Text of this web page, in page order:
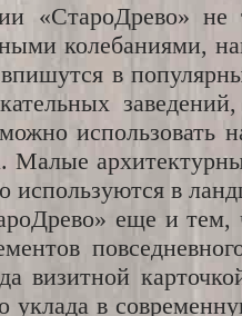
«СтароДрево» не
колебаниями,
в
использовать
Малые
используются в
еще и тем,
визитной
уклада в